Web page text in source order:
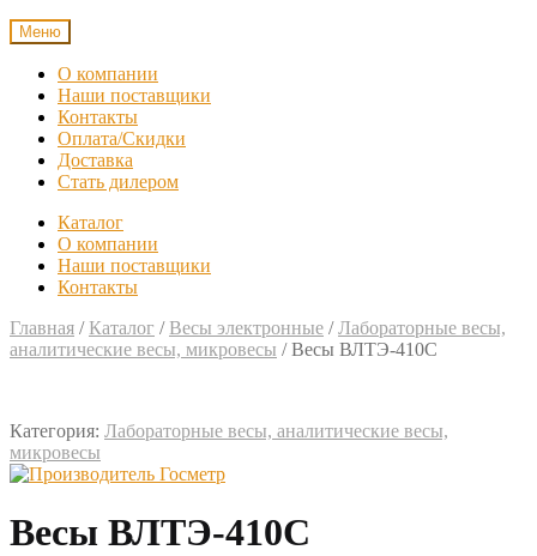
Меню
О компании
Наши поставщики
Контакты
Оплата/Скидки
Доставка
Стать дилером
Каталог
О компании
Наши поставщики
Контакты
Главная / Каталог / Весы электронные /Лабораторные весы,
аналитические весы, микровесы /Весы ВЛТЭ-410С
Категория: Лабораторные весы, аналитические весы,
микровесы
Весы ВЛТЭ-410С